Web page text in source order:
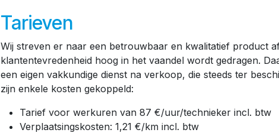
Tarieven
Wij streven er naar een betrouwbaar en kwalitatief product
klantentevredenheid hoog in het vaandel wordt gedragen.
een eigen vakkundige dienst na verkoop, die steeds ter
zijn enkele kosten gekoppeld:
Tarief voor werkuren van 87 €/uur/technieker incl. btw
Verplaatsingskosten: 1,21 €/km incl. btw